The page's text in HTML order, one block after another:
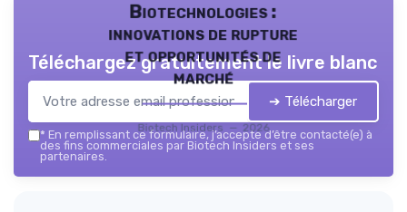
Biotechnologies :
innovations de rupture
et opportunités de
marché
Biotech Insiders — 2026
Téléchargez gratuitement le livre blanc
➔ Télécharger
* En remplissant ce formulaire, j’accepte d’être contacté(e) à
des fins commerciales par Biotech Insiders et ses
partenaires.